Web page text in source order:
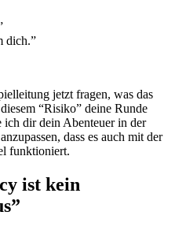
dich.”
jetzt fragen, was das
“Risiko” deine Runde
dir dein Abenteuer in der
dass es auch mit der
funktioniert.
ist kein